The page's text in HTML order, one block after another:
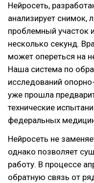
Нейросеть,
анализирует снимок,
проблемный участок
несколько секунд.
может опереться на
Наша система по
исследований
уже прошла
технические
федеральных
Нейросеть не
однако позволяет
работу. В процессе
обратную связь от